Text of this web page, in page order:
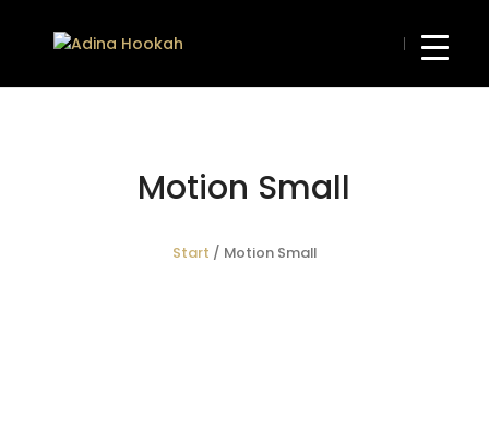
Motion Small
Start / Motion Small